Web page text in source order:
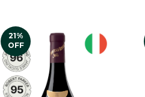
21%
OFF